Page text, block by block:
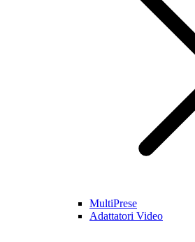
MultiPrese
Adattatori Video